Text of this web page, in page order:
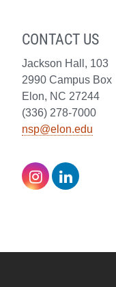
CONTACT US
Jackson Hall, 103
2990 Campus Box
Elon, NC 27244
(336) 278-7000
nsp@elon.edu
Instagram